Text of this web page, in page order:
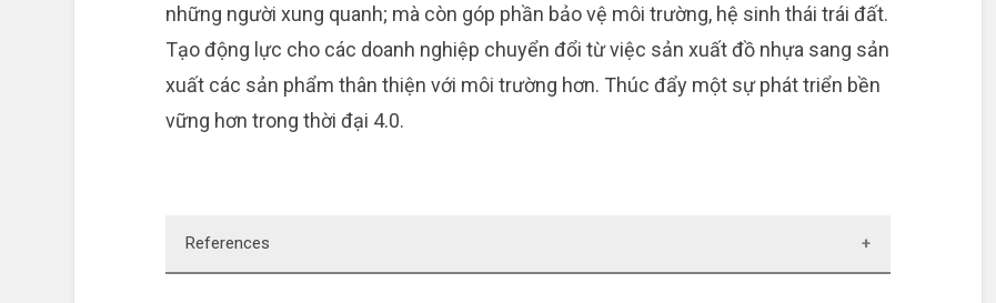
những người xung quanh; mà còn góp phần bảo vệ môi trường, hệ sinh thái trái đất.
Tạo động lực cho các doanh nghiệp chuyển đổi từ việc sản xuất đồ nhựa sang sản
xuất các sản phẩm thân thiện với môi trường hơn. Thúc đẩy một sự phát triển bền
vững hơn trong thời đại 4.0.
References